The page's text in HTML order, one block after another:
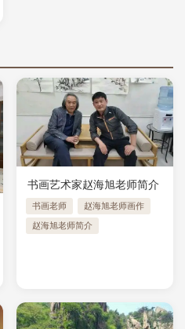
书画艺术家赵海旭老师简介
书画老师 赵海旭老师画作
赵海旭老师简介